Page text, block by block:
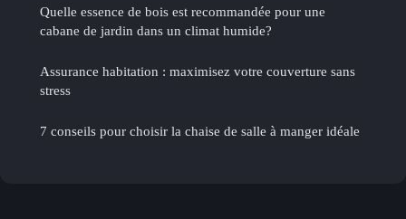
Quelle essence de bois est recommandée pour une
cabane de jardin dans un climat humide?
Assurance habitation : maximisez votre couverture sans
stress
7 conseils pour choisir la chaise de salle à manger idéale